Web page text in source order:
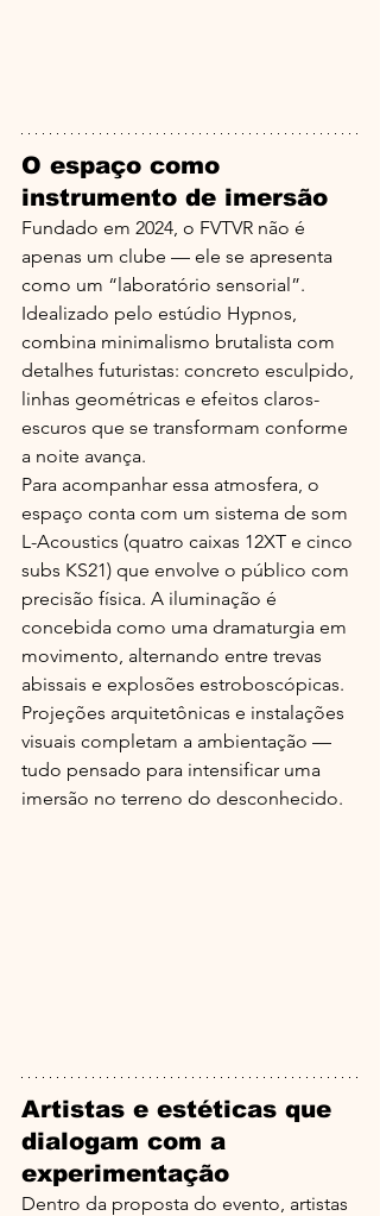
O espaço como
instrumento de imersão
Fundado em 2024, o FVTVR não é
apenas um clube — ele se apresenta
como um “laboratório sensorial”.
Idealizado pelo estúdio Hypnos,
combina minimalismo brutalista com
detalhes futuristas: concreto esculpido,
linhas geométricas e efeitos claros-
escuros que se transformam conforme
a noite avança.
Para acompanhar essa atmosfera, o
espaço conta com um sistema de som
L-Acoustics (quatro caixas 12XT e cinco
subs KS21) que envolve o público com
precisão física. A iluminação é
concebida como uma dramaturgia em
movimento, alternando entre trevas
abissais e explosões estroboscópicas.
Projeções arquitetônicas e instalações
visuais completam a ambientação —
tudo pensado para intensificar uma
imersão no terreno do desconhecido.
Artistas e estéticas que
dialogam com a
experimentação
Dentro da proposta do evento, artistas